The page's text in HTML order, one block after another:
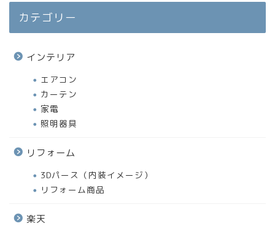
カテゴリー
インテリア
エアコン
カーテン
家電
照明器具
リフォーム
3Dパース（内装イメージ）
リフォーム商品
楽天